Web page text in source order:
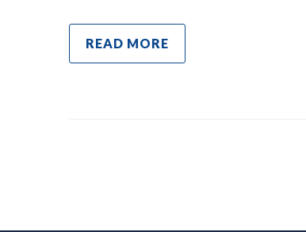
READ MORE